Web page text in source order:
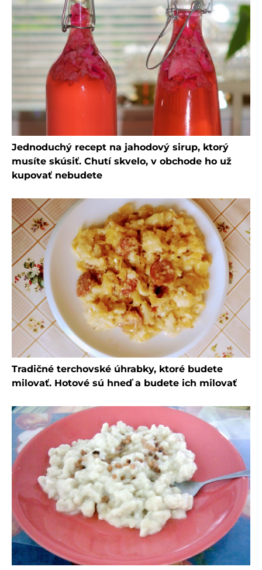
Jednoduchý recept na jahodový sirup, ktorý
musíte skúsiť. Chutí skvelo, v obchode ho už
kupovať nebudete
Tradičné terchovské úhrabky, ktoré budete
milovať. Hotové sú hneď a budete ich milovať